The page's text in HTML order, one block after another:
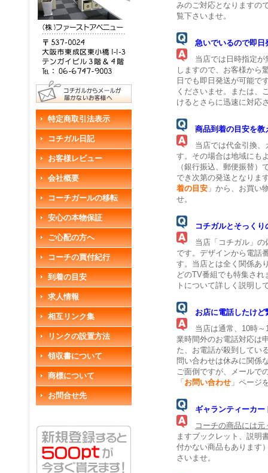
特定商取引法表示
コチガル日記
お客様レビュー
会社概要
コーチガールの移転
安心の本物保証
ご心配の方へ
コーチの買付紀行
到着の目安
求人情報
相互リンク集
リンクの設置方法
領収書について
商標について
お問合せ先
みのご対応となりますの
覧下さいませ。
急いでいるので即日
当店では日時指定が
しますので、お客様から
日でも即日発送が可能で
くださいませ。または、
けるとさらに迅速に対応
商品到着の目安を教
当店では代金引換、
す。その場合は地域にも
（銀行振込、郵便振替
でき次第の発送となりま
着の目安 」から、お買い
せ。
コチガルとそっく
当店「コチガル」の
です。デザインから電話
す。当店とは全く関係あ
どのTV番組でも特集され
トについて詳しく説明し
お店に電話したけど
当店は通常、10時～
業時間外のお電話対応は
た、お電話が殺到してい
問い合わせは休みに関係
ご面倒ですが、メールで
「 お問い合わせ 」ページ
ギャランティーカ
コーチの商品には
ますブックレット、説明
付かない商品もあります
さいませ。